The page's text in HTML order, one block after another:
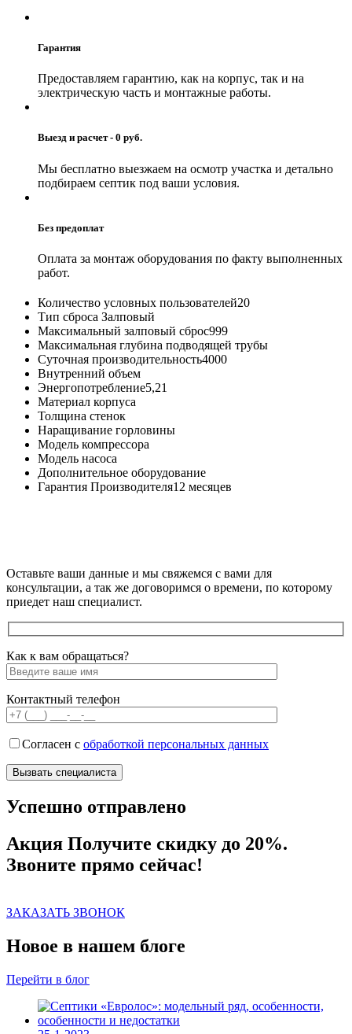
Гарантия
Предоставляем гарантию, как на корпус, так и на
электрическую часть и монтажные работы.
Выезд и расчет - 0 руб.
Мы бесплатно выезжаем на осмотр участка и детально
подбираем септик под ваши условия.
Без предоплат
Оплата за монтаж оборудования по факту выполненных
работ.
Количество условных пользователей20
Тип сброса Залповый
Максимальный залповый сброс999
Максимальная глубина подводящей трубы
Суточная производительность4000
Внутренний объем
Энергопотребление5,21
Материал корпуса
Толщина стенок
Наращивание горловины
Модель компрессора
Модель насоса
Дополнительное оборудование
Гарантия Производителя12 месяцев
Оставьте ваши данные и мы свяжемся с вами для
консультации, а так же договоримся о времени, по которому
приедет наш специалист.
Как к вам обращаться?
Контактный телефон
Согласен с обработкой персональных данных
Успешно отправлено
Акция Получите скидку до 20%.
Звоните прямо сейчас!
ЗАКАЗАТЬ ЗВОНОК
Новое в нашем блоге
Перейти в блог